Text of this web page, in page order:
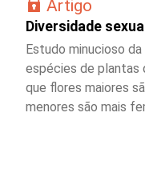
Artigo
Diversidade
Estudo minucioso
espécies de
que flores maiores
menores são mais